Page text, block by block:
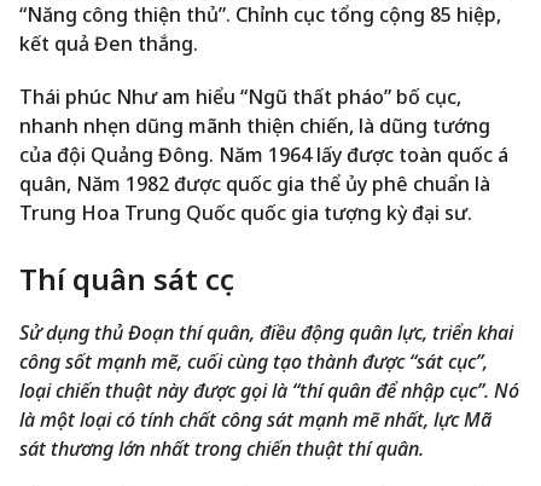
“Năng công thiện thủ”. Chỉnh cục tổng cộng 85 hiệp,
kết quả Đen thắng.
Thái phúc Như am hiểu “Ngũ thất pháo” bố cục,
nhanh nhẹn dũng mãnh thiện chiến, là dũng tướng
của đội Quảng Đông. Năm 1964 lấy được toàn quốc á
quân, Năm 1982 được quốc gia thể ủy phê chuẩn là
Trung Hoa Trung Quốc quốc gia tượng kỳ đại sư.
Thí quân sát cục
Sử dụng thủ Đoạn thí quân, điều động quân lực, triển khai
công sốt mạnh mẽ, cuối cùng tạo thành được “sát cục”,
loại chiến thuật này được gọi là “thí quân để nhập cục”. Nó
là một loại có tính chất công sát mạnh mẽ nhất, lực Mã
sát thương lớn nhất trong chiến thuật thí quân.